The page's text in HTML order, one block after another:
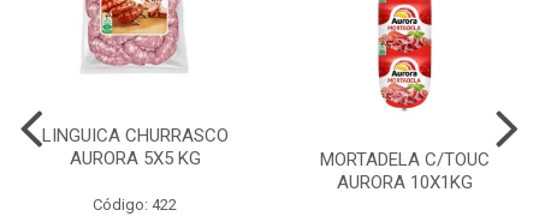
LINGUICA CHURRASCO
AURORA 5X5 KG
Código: 422
MORTADELA C/TOUC
AURORA 10X1KG